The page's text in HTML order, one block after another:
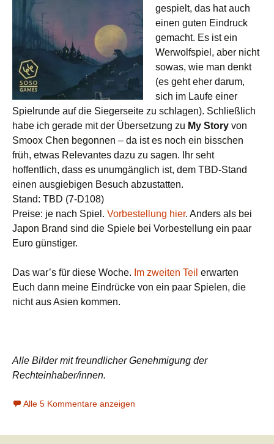
gespielt, das hat auch
einen guten Eindruck
gemacht. Es ist ein
Werwolfspiel, aber nicht
sowas, wie man denkt
(es geht eher darum,
sich im Laufe einer
Spielrunde auf die Siegerseite zu schlagen). Schließlich
habe ich gerade mit der Übersetzung zu My Story von
Smoox Chen begonnen – da ist es noch ein bisschen
früh, etwas Relevantes dazu zu sagen. Ihr seht
hoffentlich, dass es unumgänglich ist, dem TBD-Stand
einen ausgiebigen Besuch abzustatten.
Stand: TBD (7-D108)
Preise: je nach Spiel. Vorbestellung hier. Anders als bei
Japon Brand sind die Spiele bei Vorbestellung ein paar
Euro günstiger.
Das war’s für diese Woche. Im zweiten Teil erwarten
Euch dann meine Eindrücke von ein paar Spielen, die
nicht aus Asien kommen.
Alle Bilder mit freundlicher Genehmigung der
Rechteinhaber/innen.
Alle 5 Kommentare anzeigen